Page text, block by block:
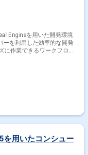
ーを利用した効率的な開発
作業できるワークフロー
を用いたコンシュー